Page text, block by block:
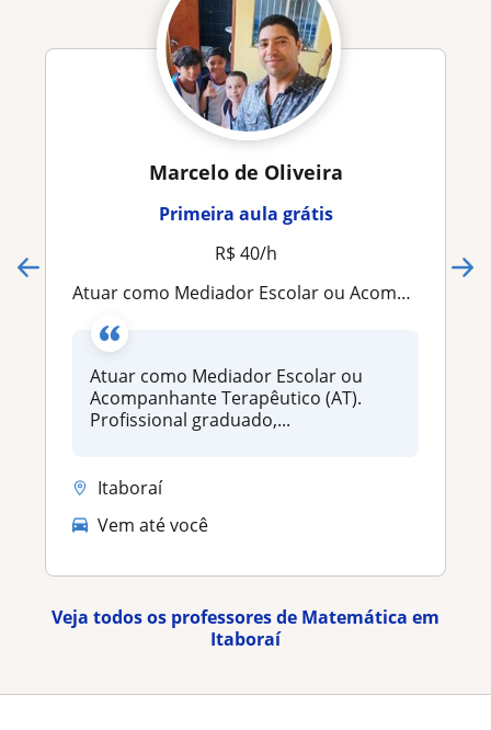
Marcelo de Oliveira
Primeira aula grátis
R$ 40/h
Atuar como Mediador Escolar ou Acompanhante Terapêutico (AT). Profissional graduado, Licenciando em Pedagogia e Matemática
Atuar como Mediador Escolar ou
Acompanhante Terapêutico (AT).
Profissional graduado,...
Itaboraí
Vem até você
Veja todos os professores de Matemática em
Itaboraí